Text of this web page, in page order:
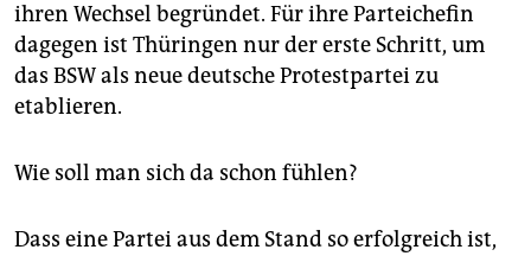
ihren Wechsel begründet. Für ihre Parteichefin
dagegen ist Thüringen nur der erste Schritt, um
das BSW als neue deutsche Protestpartei zu
etablieren.
Wie soll man sich da schon fühlen?
Dass eine Partei aus dem Stand so erfolgreich ist,